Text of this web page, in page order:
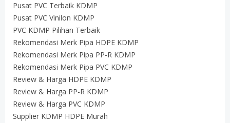
Pusat PVC Terbaik KDMP
Pusat PVC Vinilon KDMP
PVC KDMP Pilihan Terbaik
Rekomendasi Merk Pipa HDPE KDMP
Rekomendasi Merk Pipa PP-R KDMP
Rekomendasi Merk Pipa PVC KDMP
Review & Harga HDPE KDMP
Review & Harga PP-R KDMP
Review & Harga PVC KDMP
Supplier KDMP HDPE Murah